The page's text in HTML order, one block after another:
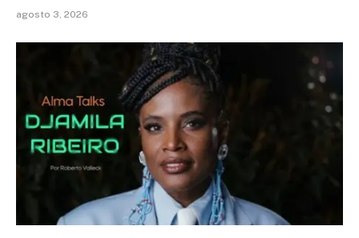
agosto 3, 2026